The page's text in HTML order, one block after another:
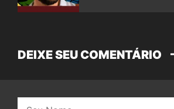
DEIXE SEU COMENTÁRIO